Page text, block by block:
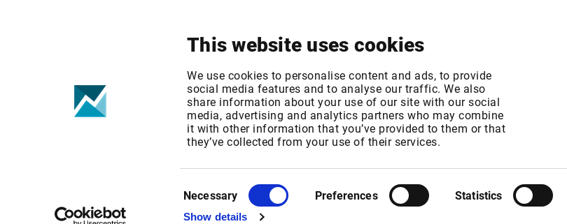
This website uses cookies
We use cookies to personalise content and ads, to provide
social media features and to analyse our traffic. We also
share information about your use of our site with our social
media, advertising and analytics partners who may combine
it with other information that you’ve provided to them or that
they’ve collected from your use of their services.
Selection
Necessary Preferences Statistics
Show details
GlobeNewswire: Aduro Clean
nimmt an der LD Micro Main